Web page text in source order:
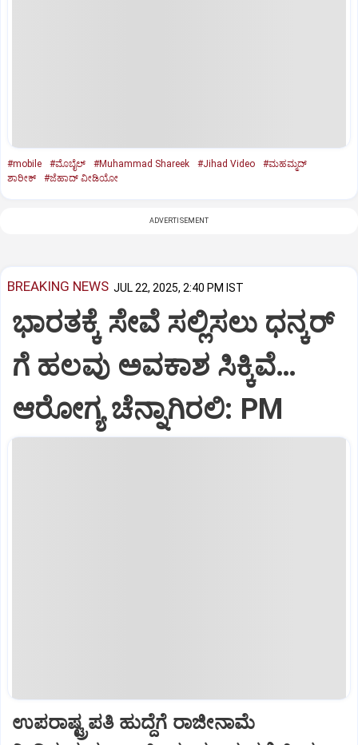
#mobile #ಮೊಬೈಲ್‌ #Muhammad Shareek #Jihad Video
#ಮಹಮ್ಮದ್‌
ಶಾರೀಕ್‌
#ಜೆಹಾದ್‌ ವೀಡಿಯೋ
ADVERTISEMENT
BREAKING NEWS JUL 22, 2025, 2:40 PM IST
ಭಾರತಕ್ಕೆ ಸೇವೆ ಸಲ್ಲಿಸಲು ಧನ್ಕರ್‌
ಗೆ ಹಲವು ಅವಕಾಶ ಸಿಕ್ಕಿವೆ…
ಆರೋಗ್ಯ ಚೆನ್ನಾಗಿರಲಿ: PM
ಉಪರಾಷ್ಟ್ರಪತಿ ಹುದ್ದೆಗೆ ರಾಜೀನಾಮೆ